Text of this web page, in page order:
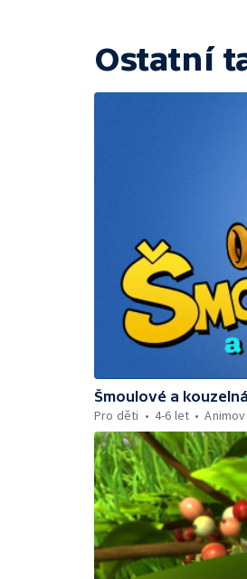
Ostatní
Šmoulové a
Pro děti
4-6 let